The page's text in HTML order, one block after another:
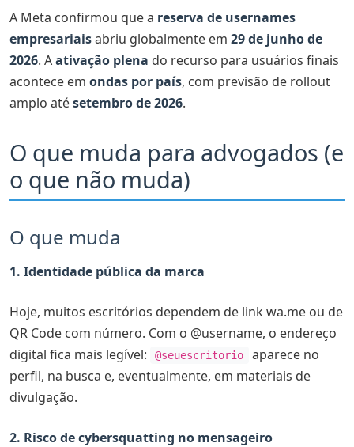
A Meta confirmou que a reserva de usernames
empresariaisabriu globalmente em 29 de junho de
2026. Aativação plena do recurso para usuários finais
acontece em ondas por país, com previsão de rollout
amplo atésetembro de 2026.
O que muda para advogados (e
o que não muda)
O que muda
1. Identidade pública da marca
Hoje, muitos escritórios dependem de link wa.me ou de
QR Code com número. Com o @username, o endereço
digital fica mais legível:
@seuescritorio
aparece no
perfil, na busca e, eventualmente, em materiais de
divulgação.
2. Risco de cybersquatting no mensageiro